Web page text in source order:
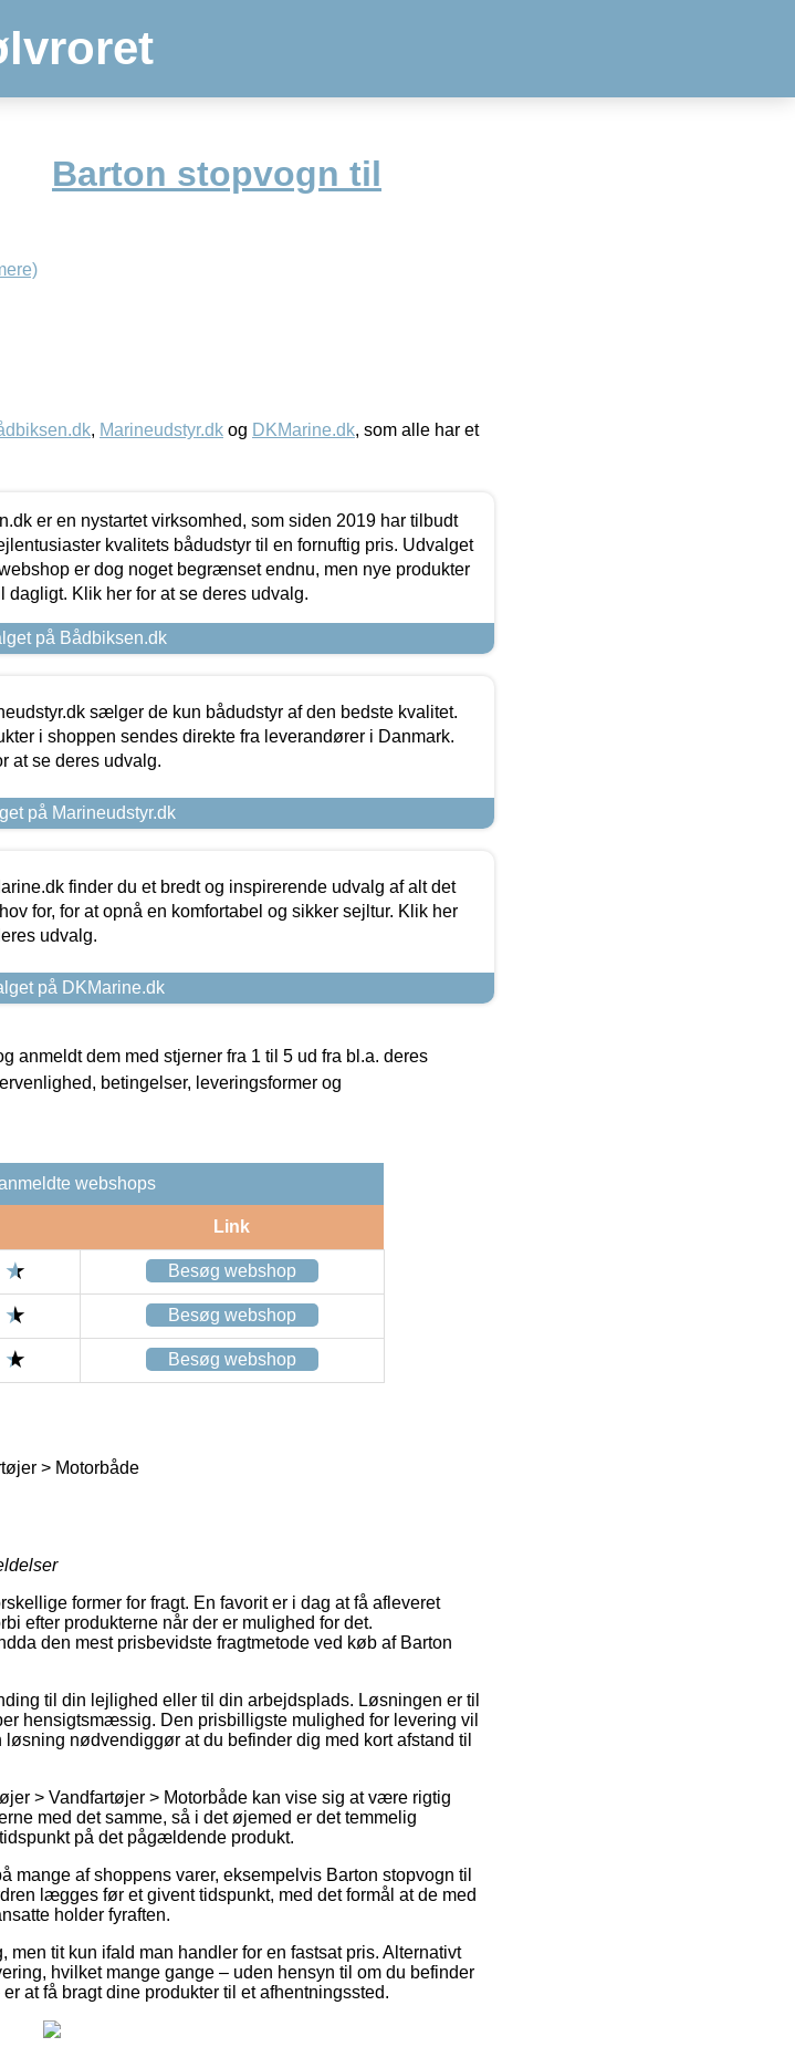
Barton stopvogn til
, Marineudstyr.dk og DKMarine.dk, som alle har et
er en nystartet virksomhed, som siden 2019 har tilbudt
kvalitets bådudstyr til en fornuftig pris. Udvalget
er dog noget begrænset endnu, men nye produkter
dagligt. Klik her for at se deres udvalg.
på Bådbiksen.dk
sælger de kun bådudstyr af den bedste kvalitet.
i shoppen sendes direkte fra leverandører i Danmark.
at se deres udvalg.
på Marineudstyr.dk
finder du et bredt og inspirerende udvalg af alt det
for, for at opnå en komfortabel og sikker sejltur. Klik her
udvalg.
på DKMarine.dk
anmeldt dem med stjerner fra 1 til 5 ud fra bl.a. deres
betingelser, leveringsformer og
webshops
Link
Besøg webshop
Besøg webshop
Besøg webshop
> Motorbåde
former for fragt. En favorit er i dag at få afleveret
efter produkterne når der er mulighed for det.
den mest prisbevidste fragtmetode ved køb af Barton
til din lejlighed eller til din arbejdsplads. Løsningen er til
hensigtsmæssig. Den prisbilligste mulighed for levering vil
nødvendiggør at du befinder dig med kort afstand til
> Vandfartøjer > Motorbåde kan vise sig at være rigtig
med det samme, så i det øjemed er det temmelig
på det pågældende produkt.
mange af shoppens varer, eksempelvis Barton stopvogn til
lægges før et givent tidspunkt, med det formål at de med
holder fyraften.
tit kun ifald man handler for en fastsat pris. Alternativt
hvilket mange gange – uden hensyn til om du befinder
at få bragt dine produkter til et afhentningssted.